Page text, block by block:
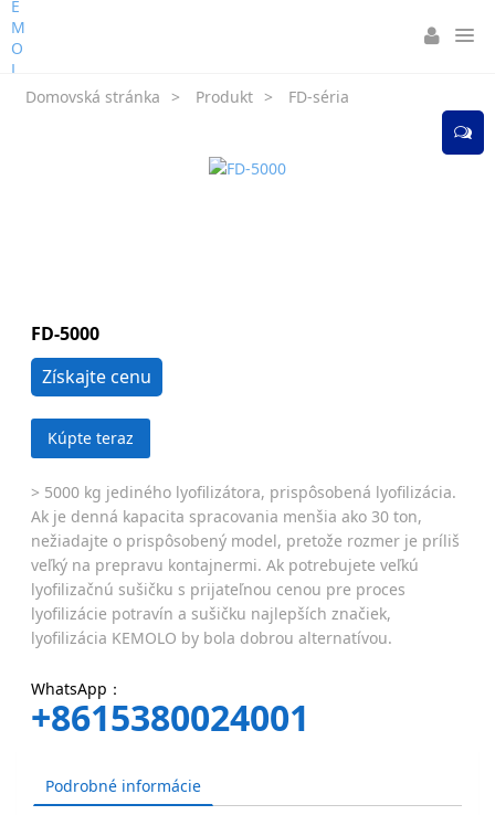
Domovská stránka > Produkt > FD-séria
FD-5000
Získajte cenu
Kúpte teraz
> 5000 kg jediného lyofilizátora, prispôsobená lyofilizácia.
Ak je denná kapacita spracovania menšia ako 30 ton,
nežiadajte o prispôsobený model, pretože rozmer je príliš
veľký na prepravu kontajnermi. Ak potrebujete veľkú
lyofilizačnú sušičku s prijateľnou cenou pre proces
lyofilizácie potravín a sušičku najlepších značiek,
lyofilizácia KEMOLO by bola dobrou alternatívou.
WhatsApp：
+8615380024001
Podrobné informácie